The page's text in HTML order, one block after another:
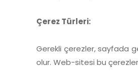
Çerez Türleri:
Gerekli çerezler, sayfada
olur. Web-sitesi bu